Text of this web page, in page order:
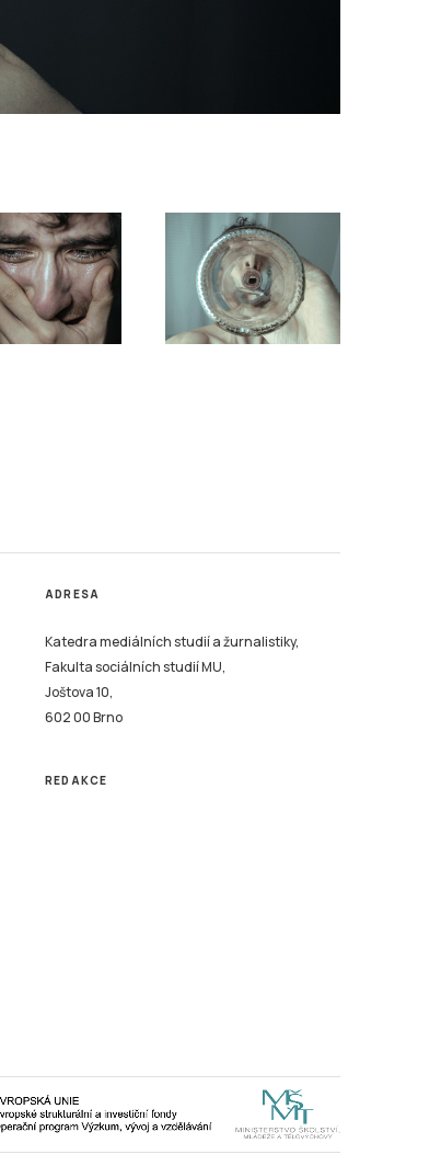
ADRESA
Katedra mediálních studií a žurnalistiky,
Fakulta sociálních studií MU,
Joštova 10,
602 00 Brno
REDAKCE